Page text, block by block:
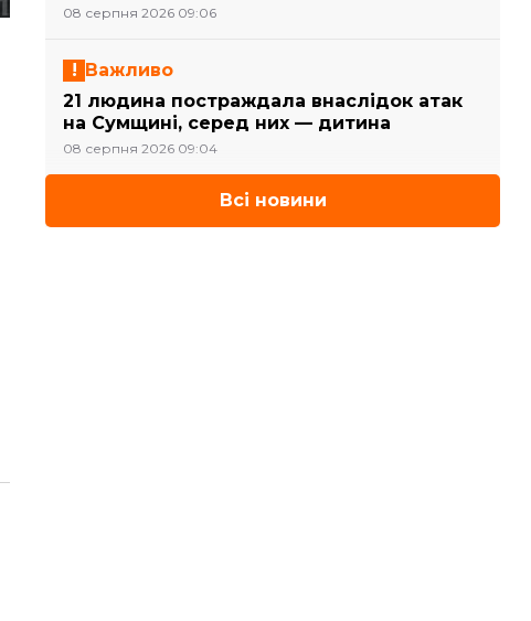
08 серпня 2026 09:06
Важливо
21 людина постраждала внаслідок атак
на Сумщині, серед них — дитина
08 серпня 2026 09:04
Всі новини